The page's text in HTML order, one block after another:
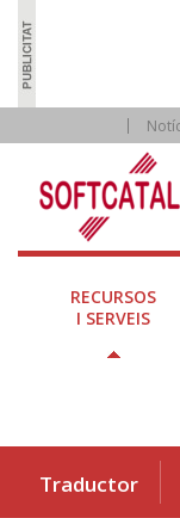
RECURSOS
I SERVEIS
Traductor